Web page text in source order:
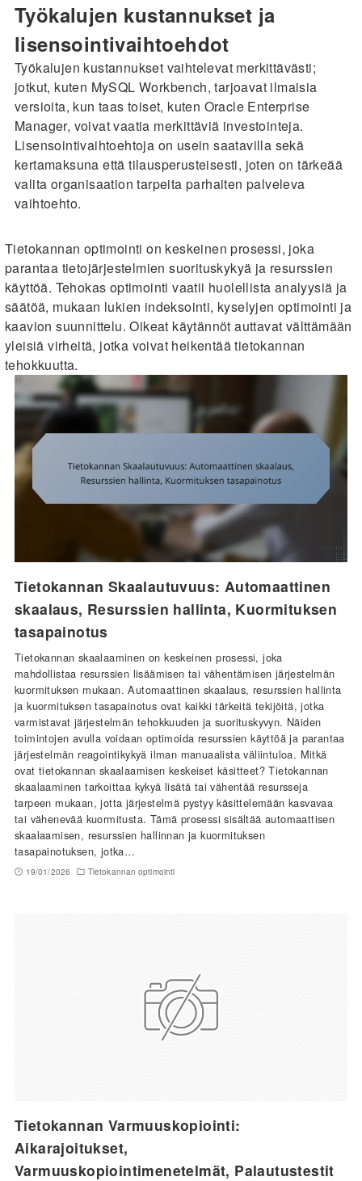
Työkalujen kustannukset ja
lisensointivaihtoehdot
Työkalujen kustannukset vaihtelevat merkittävästi;
jotkut, kuten MySQL Workbench, tarjoavat ilmaisia
versioita, kun taas toiset, kuten Oracle Enterprise
Manager, voivat vaatia merkittäviä investointeja.
Lisensointivaihtoehtoja on usein saatavilla sekä
kertamaksuna että tilausperusteisesti, joten on tärkeää
valita organisaation tarpeita parhaiten palveleva
vaihtoehto.
Tietokannan optimointi on keskeinen prosessi, joka
parantaa tietojärjestelmien suorituskykyä ja resurssien
käyttöä. Tehokas optimointi vaatii huolellista analyysiä ja
säätöä, mukaan lukien indeksointi, kyselyjen optimointi ja
kaavion suunnittelu. Oikeat käytännöt auttavat välttämään
yleisiä virheitä, jotka voivat heikentää tietokannan
tehokkuutta.
Tietokannan Skaalautuvuus: Automaattinen
skaalaus, Resurssien hallinta, Kuormituksen
tasapainotus
Tietokannan skaalaaminen on keskeinen prosessi, joka
mahdollistaa resurssien lisäämisen tai vähentämisen järjestelmän
kuormituksen mukaan. Automaattinen skaalaus, resurssien hallinta
ja kuormituksen tasapainotus ovat kaikki tärkeitä tekijöitä, jotka
varmistavat järjestelmän tehokkuuden ja suorituskyvyn. Näiden
toimintojen avulla voidaan optimoida resurssien käyttöä ja parantaa
järjestelmän reagointikykyä ilman manuaalista väliintuloa. Mitkä
ovat tietokannan skaalaamisen keskeiset käsitteet? Tietokannan
skaalaaminen tarkoittaa kykyä lisätä tai vähentää resursseja
tarpeen mukaan, jotta järjestelmä pystyy käsittelemään kasvavaa
tai vähenevää kuormitusta. Tämä prosessi sisältää automaattisen
skaalaamisen, resurssien hallinnan ja kuormituksen
tasapainotuksen, jotka…
19/01/2026 Tietokannan optimointi
Tietokannan Varmuuskopiointi:
Aikarajoitukset,
Varmuuskopiointimenetelmät, Palautustestit